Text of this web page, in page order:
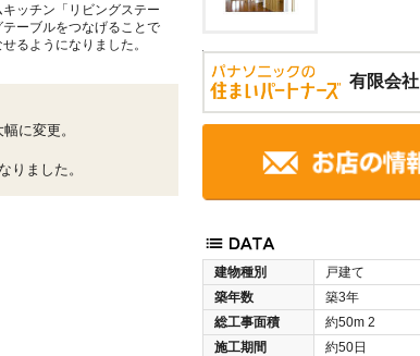
有限会
建物種別
戸建て
築年数
築3年
総工事面積
約50m 2
施工期間
約50日
ッチン「リビングステー
ーブルをつなげることで
るようになりました。
に変更。
りました。